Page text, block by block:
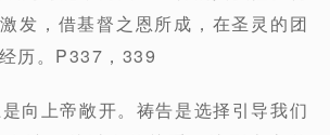
发，借基督之恩所成，在圣灵的团
历。P337，339
向上帝敞开。祷告是选择引导我们